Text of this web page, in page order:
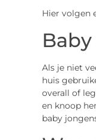
Hier volgen
Als je niet
huis
overall of
en knoop
baby